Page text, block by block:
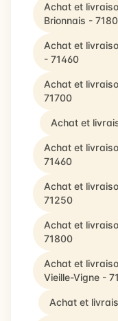
Achat et
Brionnais -
Achat et
- 71460
Achat et
71700
Achat et
Achat et
71460
Achat et
71250
Achat et
71800
Achat et
Vieille-Vigne -
Achat et